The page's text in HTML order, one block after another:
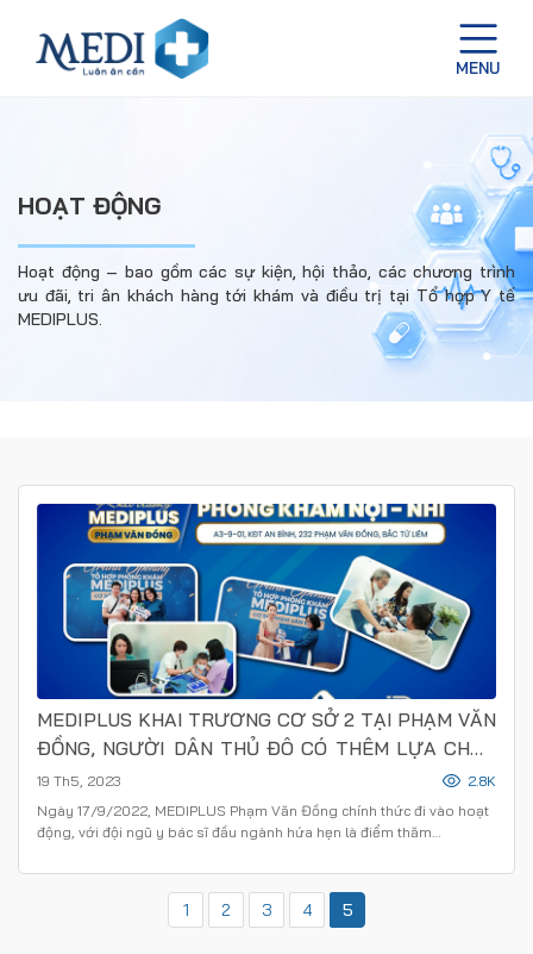
HOẠT ĐỘNG
Hoạt động – bao gồm các sự kiện, hội thảo, các chương trình
ưu đãi, tri ân khách hàng tới khám và điều trị tại Tổ hợp Y tế
MEDIPLUS.
MEDIPLUS KHAI TRƯƠNG CƠ SỞ 2 TẠI PHẠM VĂN
ĐỒNG, NGƯỜI DÂN THỦ ĐÔ CÓ THÊM LỰA CHỌN
THĂM KHÁM
19 Th5, 2023
2.8K
Ngày 17/9/2022, MEDIPLUS Phạm Văn Đồng chính thức đi vào hoạt
động, với đội ngũ y bác sĩ đầu ngành hứa hẹn là điểm thăm…
1 2 3 4 5